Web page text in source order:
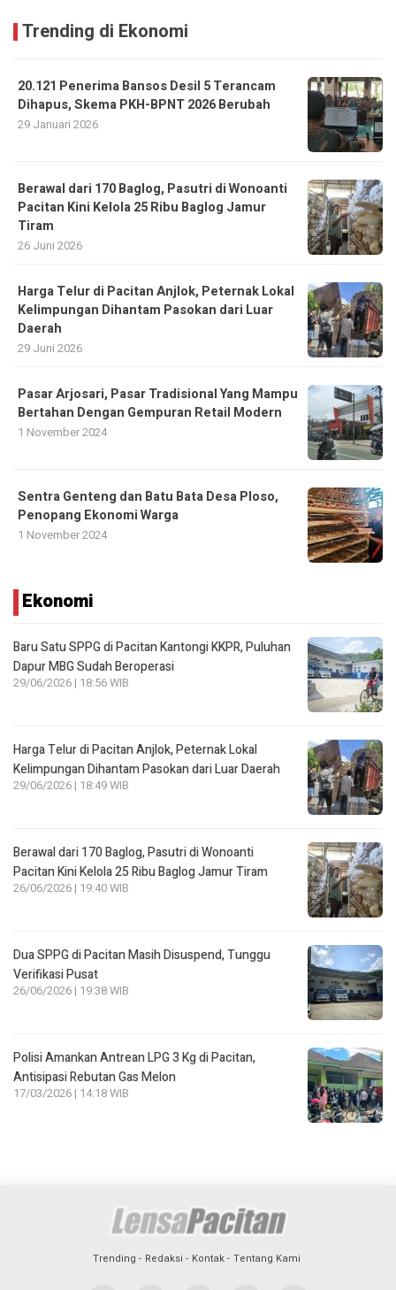
Trending di Ekonomi
20.121 Penerima Bansos Desil 5 Terancam
Dihapus, Skema PKH-BPNT 2026 Berubah
29 Januari 2026
Berawal dari 170 Baglog, Pasutri di Wonoanti
Pacitan Kini Kelola 25 Ribu Baglog Jamur
Tiram
26 Juni 2026
Harga Telur di Pacitan Anjlok, Peternak Lokal
Kelimpungan Dihantam Pasokan dari Luar
Daerah
29 Juni 2026
Pasar Arjosari, Pasar Tradisional Yang Mampu
Bertahan Dengan Gempuran Retail Modern
1 November 2024
Sentra Genteng dan Batu Bata Desa Ploso,
Penopang Ekonomi Warga
1 November 2024
Ekonomi
Baru Satu SPPG di Pacitan Kantongi KKPR, Puluhan
Dapur MBG Sudah Beroperasi
29/06/2026 | 18:56 WIB
Harga Telur di Pacitan Anjlok, Peternak Lokal
Kelimpungan Dihantam Pasokan dari Luar Daerah
29/06/2026 | 18:49 WIB
Berawal dari 170 Baglog, Pasutri di Wonoanti
Pacitan Kini Kelola 25 Ribu Baglog Jamur Tiram
26/06/2026 | 19:40 WIB
Dua SPPG di Pacitan Masih Disuspend, Tunggu
Verifikasi Pusat
26/06/2026 | 19:38 WIB
Polisi Amankan Antrean LPG 3 Kg di Pacitan,
Antisipasi Rebutan Gas Melon
17/03/2026 | 14:18 WIB
Trending Redaksi Kontak Tentang Kami